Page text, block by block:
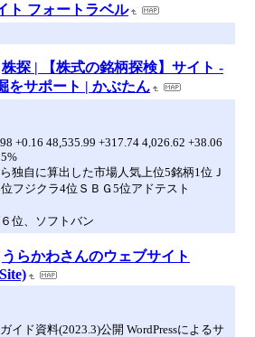
ト フォートラベル
株探 | 【株式の銘柄探検】サイト -
をサポート | かぶたん
+0.16 48,535.99 +317.74 4,026.62 +38.06
独自に算出した市場人気上位5銘柄1位Ｊ
フジクラ4位ＳＢＧ5位アドテスト
位、ソフトバン
うらかわさんのウェブサイト
イド資料(2023.3)公開 WordPressによるサ